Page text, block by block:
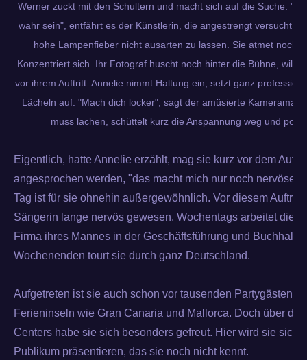
Werner zuckt mit den Schultern und macht sich auf die Suche.
wahr sein", entfährt es der Künstlerin, die angestrengt versucht,
hohe Lampenfieber nicht ausarten zu lassen. Sie atmet
Konzentriert sich. Ihr Fotograf huscht noch hinter die Bühne, will
vor ihrem Auftritt. Annelie nimmt Haltung ein, setzt ganz
Lächeln auf. "Mach dich locker", sagt der amüsierte
muss lachen, schüttelt kurz die Anspannung weg und
Eigentlich, hatte Annelie erzählt, mag sie kurz vor dem
angesprochen werden, "das macht mich nur noch
Tag ist für sie ohnehin außergewöhnlich. Vor diesem Auftritt
Sängerin lange nervös gewesen. Wochentags arbeitet die
Firma ihres Mannes in der Geschäftsführung und
Wochenenden tourt sie durch ganz Deutschland.
Aufgetreten ist sie auch schon vor tausenden Partygästen
Ferieninseln wie Gran Canaria und Mallorca. Doch über die
Centers habe sie sich besonders gefreut. Hier wird sie sich
Publikum präsentieren, das sie noch nicht kennt.